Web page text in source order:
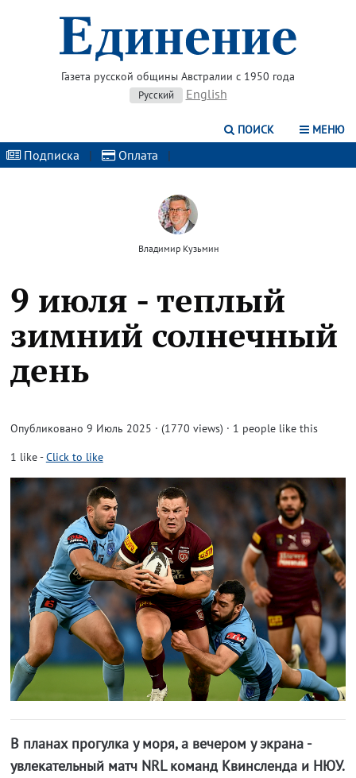
Газета русской общины Австралии с 1950 года
Русский English
ПОИСК МЕНЮ
Подписка | Оплата |
Владимир Кузьмин
9 июля - теплый
зимний солнечный
день
Опубликовано 9 Июль 2025 · (1770 views) · 1 people like this
1 like-Click to like
В планах прогулка у моря, а вечером у экрана -
увлекательный матч NRL команд Квинсленда и НЮУ.